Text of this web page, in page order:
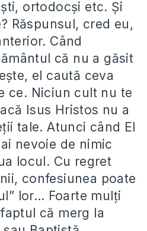
ortodocși etc. Şi
Răspunsul, cred eu,
Când
că nu a găsit
el caută ceva
ce. Niciun cult nu te
Isus Hristos nu a
tale. Atunci când El
nevoie de nimic
locul. Cu regret
confesiunea poate
lor… Foarte mulţi
că merg la